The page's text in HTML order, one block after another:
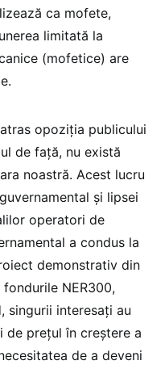
ca mofete,
limitată la
(mofetice) are
opoziția publicului
de față, nu există
noastră. Acest lucru
și lipsei
operatori de
a condus la
demonstrativ din
NER300,
singurii interesați au
prețul în creștere a
de a deveni